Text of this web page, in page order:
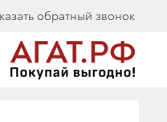
обратный звонок